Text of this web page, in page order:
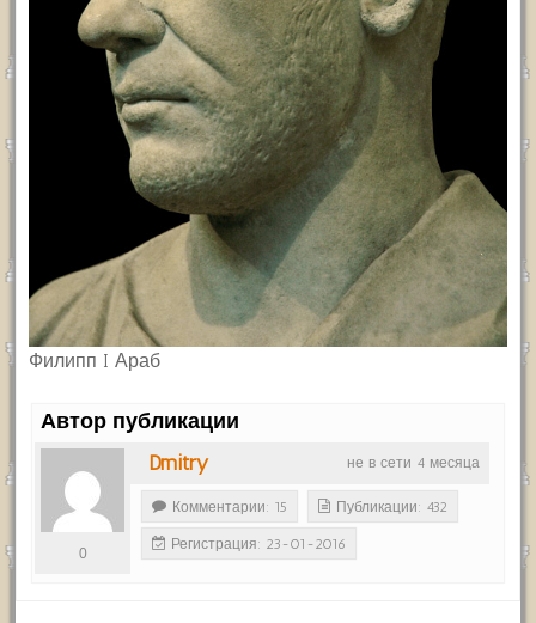
Филипп I Араб
Автор публикации
не в сети 4 месяца
Dmitry
0
Комментарии: 15 Публикации: 432
Регистрация: 23-01-2016